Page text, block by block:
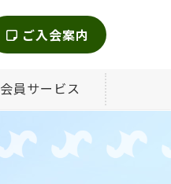
ご入会案内
会員サービス